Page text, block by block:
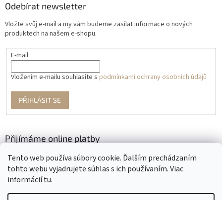
Tento web používa súbory cookie. Ďalším prechádzaním
tohto webu vyjadrujete súhlas s ich používaním. Viac
informáciítu.
Odebírat newsletter
Vložte svůj e-mail a my vám budeme zasílat informace o nových
produktech na našem e-shopu.
E-mail
Vložením e-mailu souhlasíte s podmínkami ochrany osobních údajů
PŘIHLÁSIT SE
Přijímáme online platby